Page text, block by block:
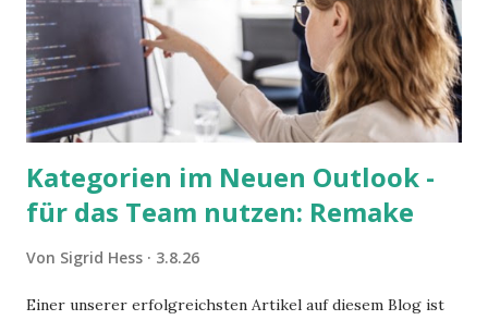
Kategorien im Neuen Outlook -
für das Team nutzen: Remake
Von Sigrid Hess 3.8.26
Einer unserer erfolgreichsten Artikel auf diesem Blog ist